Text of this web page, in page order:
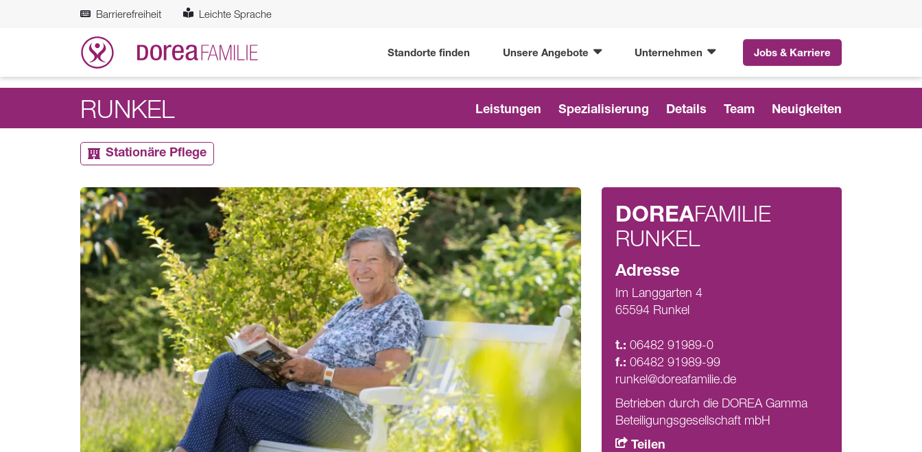
Zum Hauptinhalt springen
Barrierefreiheit Leichte Sprache
Standorte finden Unsere Angebote Unternehmen Jobs & Karriere
RUNKEL Leistungen Spezialisierung Details Team Neuigkeiten
Stationäre Pflege
DOREAFAMILIE
RUNKEL
Adresse
Im Langgarten 4
65594 Runkel
t.: 06482 91989-0
f.: 06482 91989-99
runkel@doreafamilie.de
Betrieben durch die DOREA Gamma
Beteiligungsgesellschaft mbH
Teilen